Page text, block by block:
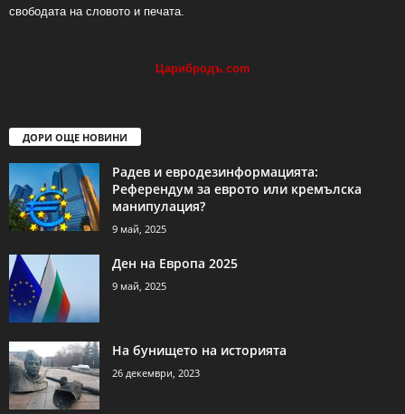
свободата на словото и печата.
Царибродъ. com
ДОРИ ОЩЕ НОВИНИ
Радев и евродезинформацията:
Референдум за еврото или кремълска
манипулация?
9 май, 2025
Ден на Европа 2025
9 май, 2025
На бунището на историята
26 декември, 2023